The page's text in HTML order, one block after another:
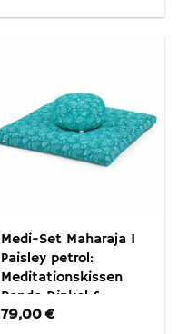
Medi-Set Maharaja I
Paisley petrol:
Meditationskissen
Rondo Dinkel &
Meditationsmatte
79,00€